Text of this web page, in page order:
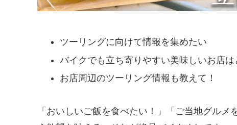
ツーリングに向けて情報を集めたい
バイクでも立ち寄りやすい美味しいお店は
お店周辺のツーリング情報も教えて！
「おいしいご飯を食べたい！」「ご当地グル